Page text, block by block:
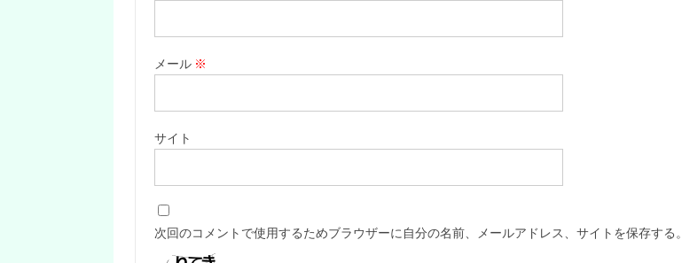
メール ※
サイト
次回のコメントで使用するためブラウザーに自分の名前、メールアドレス、サイトを保存する。